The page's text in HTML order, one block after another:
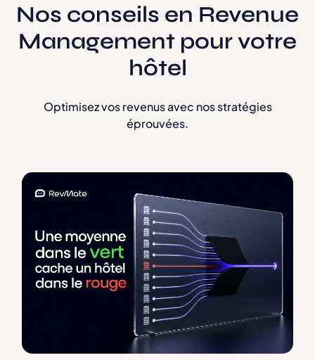
Nos conseils en Revenue
Management pour votre
hôtel
Optimisez vos revenus avec nos stratégies
éprouvées.